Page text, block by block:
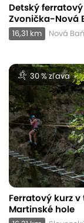
Detský
Zvonička-Nová
16,31 km Nová
30 % zľava
Ferratový kurz
Martinské hole